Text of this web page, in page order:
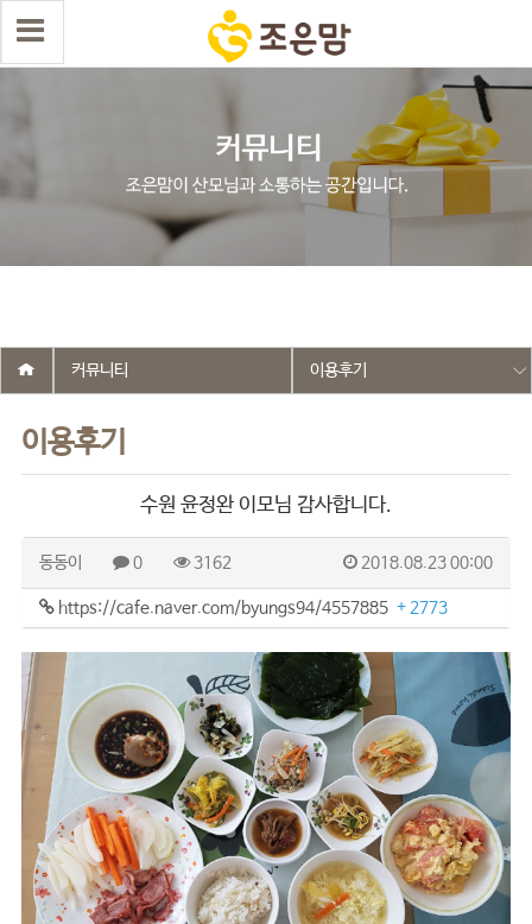
select wr_id, wr_subject from g5_write_m05_04 where wr_is_comment
= 0 and wr_datetime <= '2018-08-23 00:00:00' and wr_id <> '107' order
by wr_datetime desc limit 1 asdasf
이용후기
커뮤니티 이용후기
수원 윤정완 이모님 감사합니다.
동동이 0 3162 2018.08.23 00:00
https://cafe.naver.com/byungs94/4557885 + 2773